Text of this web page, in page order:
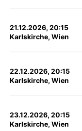
21.12.2026, 20:15
Karlskirche, Wien
22.12.2026, 20:15
Karlskirche, Wien
23.12.2026, 20:15
Karlskirche, Wien